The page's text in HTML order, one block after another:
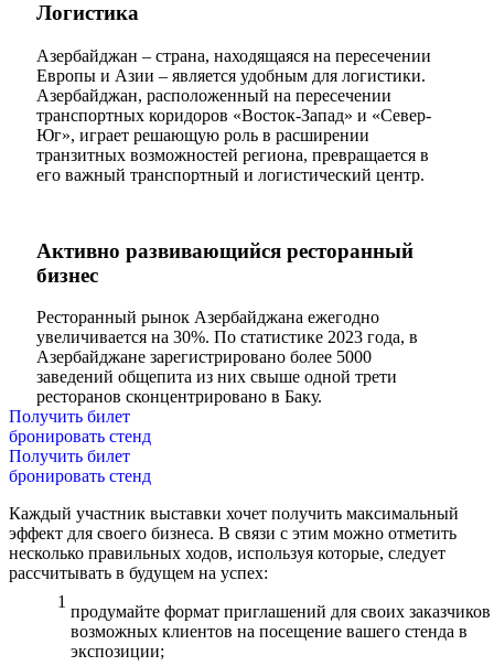
Логистика
Азербайджан – страна, находящаяся на пересечении
Европы и Азии – является удобным для логистики.
Азербайджан, расположенный на пересечении
транспортных коридоров «Восток-Запад» и «Север-
Юг», играет решающую роль в расширении
транзитных возможностей региона, превращается в
его важный транспортный и логистический центр.
Активно развивающийся ресторанный
бизнес
Ресторанный рынок Азербайджана ежегодно
увеличивается на 30%. По статистике 2023 года, в
Азербайджане зарегистрировано более 5000
заведений общепита из них свыше одной трети
ресторанов сконцентрировано в Баку.
Получить билет
бронировать стенд
Получить билет
бронировать стенд
Каждый участник выставки хочет получить максимальный
эффект для своего бизнеса. В связи с этим можно отметить
несколько правильных ходов, используя которые, следует
рассчитывать в будущем на успех:
продумайте формат приглашений для своих
возможных клиентов на посещение вашего стенда в
экспозиции;